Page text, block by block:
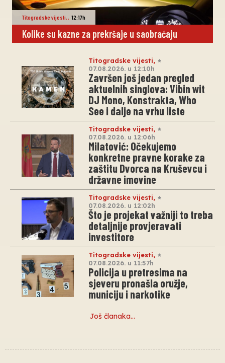
Titogradske vijesti,, 12:17h
Kolike su kazne za prekršaje u saobraćaju
Titogradske vijesti,
07.08.2026. u 12:10h
Završen još jedan pregled
aktuelnih singlova: Vibin wit
DJ Mono, Konstrakta, Who
See i dalje na vrhu liste
Titogradske vijesti,
07.08.2026. u 12:06h
Milatović: Očekujemo
konkretne pravne korake za
zaštitu Dvorca na Kruševcu i
državne imovine
Titogradske vijesti,
07.08.2026. u 12:02h
Što je projekat važniji to treba
detaljnije provjeravati
investitore
Titogradske vijesti,
07.08.2026. u 11:57h
Policija u pretresima na
sjeveru pronašla oružje,
municiju i narkotike
Još članaka…